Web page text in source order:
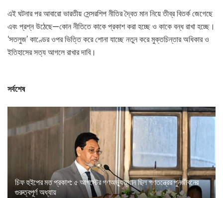
এই ঘটনার পর আবারো ভারতীয় সেন্সরশিপ নীতির দ্বৈত মান নিয়ে তীব্র বিতর্ক জেগেছে
এবং প্রশ্ন উঠেছে—কোন নীতিতে কাকে প্রকাশ করা হচ্ছে ও কাকে বন্ধ রাখা হচ্ছে।
‘সতলুজ’ কাণ্ডের ওপর ভিত্তি করে শোনা যাচ্ছে নতুন করে মুক্তচিন্তার অধিকার ও
ইতিহাসের সত্য আগলে রাখার দাবি।
সর্বশেষ
চিফ হুইপের মত প্রকাশ: ৫ আগস্টের গণঅভ্যুত্থান ছিল গণতন্ত্রের পুনর্জীবনের
গুরুত্বপূর্ণ অধ্যায়